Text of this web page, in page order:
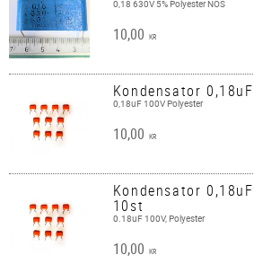
0,18 630V 5% Polyester NOS
10,00 KR
Kondensator
0,18uF 100V Polyester
10,00 KR
Kondensator
10st
0.18uF 100V, Polyester
10,00 KR